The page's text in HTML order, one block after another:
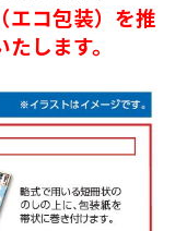
エコ包装）を推
します。